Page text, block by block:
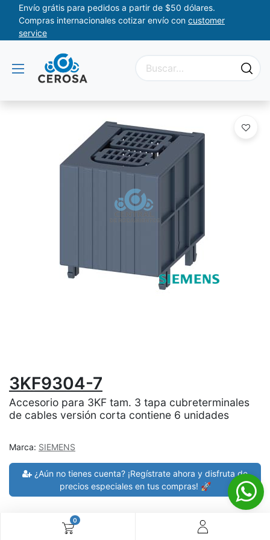
0
Envío grátis para pedidos a partir de $50 dólares.
Compras internacionales cotizar envío con customer
service
3KF9304-7
Accesorio para 3KF tam. 3 tapa cubreterminales
de cables versión corta contiene 6 unidades
Marca: SIEMENS
¿Aún no tienes cuenta? ¡Regístrate ahora y disfruta de
precios especiales en tus compras! 🚀
30 días de devolución